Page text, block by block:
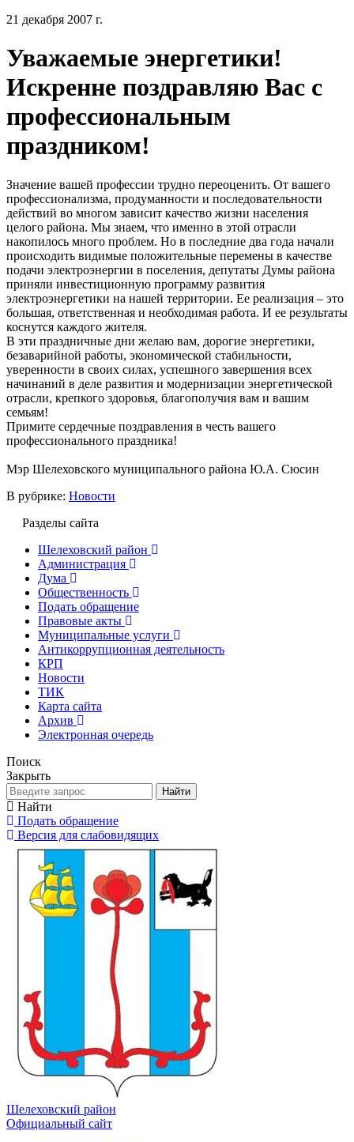
21 декабря 2007 г.
Уважаемые энергетики!
Искренне поздравляю Вас с
профессиональным
праздником!
Значение вашей профессии трудно переоценить. От вашего
профессионализма, продуманности и последовательности
действий во многом зависит качество жизни населения
целого района. Мы знаем, что именно в этой отрасли
накопилось много проблем. Но в последние два года начали
происходить видимые положительные перемены в качестве
подачи электроэнергии в поселения, депутаты Думы района
приняли инвестиционную программу развития
электроэнергетики на нашей территории. Ее реализация – это
большая, ответственная и необходимая работа. И ее результаты
коснутся каждого жителя.
В эти праздничные дни желаю вам, дорогие энергетики,
безаварийной работы, экономической стабильности,
уверенности в своих силах, успешного завершения всех
начинаний в деле развития и модернизации энергетической
отрасли, крепкого здоровья, благополучия вам и вашим
семьям!
Примите сердечные поздравления в честь вашего
профессионального праздника!
Мэр Шелеховского муниципального района Ю.А. Сюсин
В рубрике: Новости
Разделы сайта
Шелеховский район
Администрация
Дума
Общественность
Подать обращение
Правовые акты
Муниципальные услуги
Антикоррупционная деятельность
КРП
Новости
ТИК
Карта сайта
Архив
Электронная очередь
Поиск
Закрыть
Найти
Найти
Подать обращение
Версия для слабовидящих
Шелеховский район
Официальный сайт